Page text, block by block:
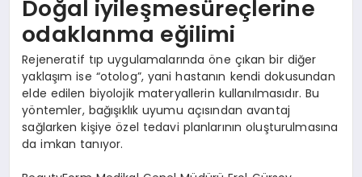
Doğal iyileşmesüreçlerine
odaklanma eğilimi
Rejeneratif tıp uygulamalarında öne çıkan bir diğer
yaklaşım ise “otolog”, yani hastanın kendi dokusundan
elde edilen biyolojik materyallerin kullanılmasıdır. Bu
yöntemler, bağışıklık uyumu açısından avantaj
sağlarken kişiye özel tedavi planlarının oluşturulmasına
da imkan tanıyor.